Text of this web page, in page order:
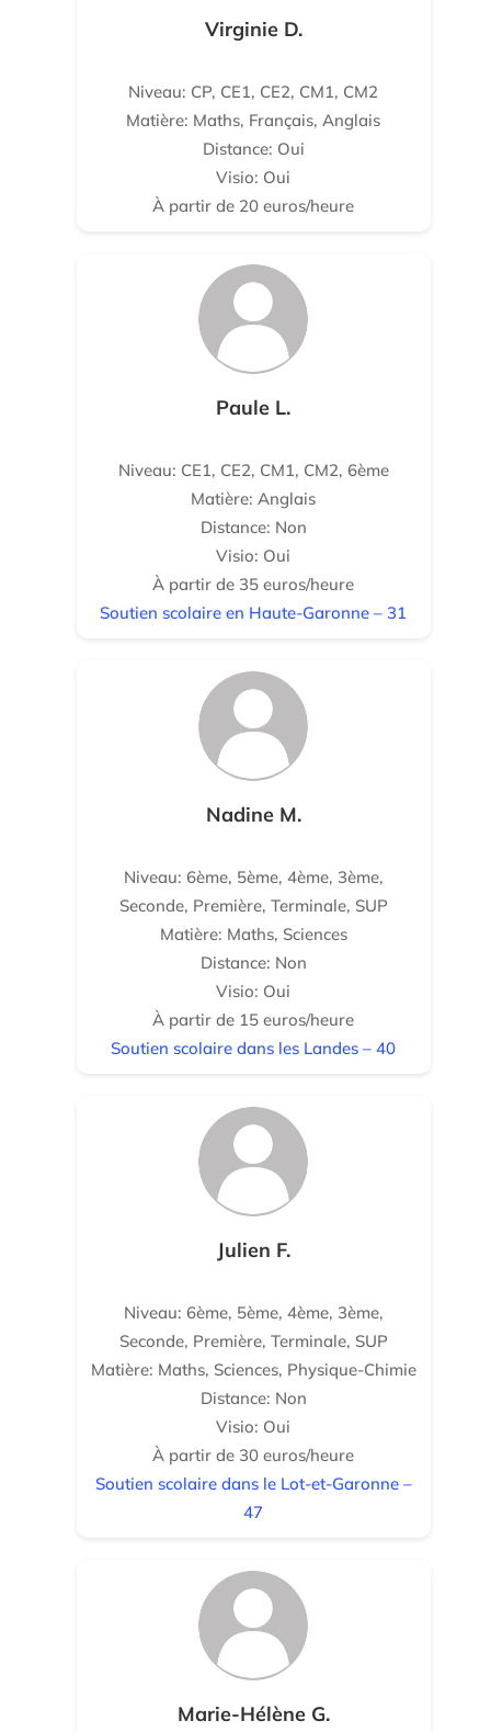
Virginie D.
Niveau: CP, CE1, CE2, CM1, CM2
Matière: Maths, Français, Anglais
Distance: Oui
Visio: Oui
À partir de 20 euros/heure
Paule L.
Niveau: CE1, CE2, CM1, CM2, 6ème
Matière: Anglais
Distance: Non
Visio: Oui
À partir de 35 euros/heure
Soutien scolaire en Haute-Garonne – 31
Nadine M.
Niveau: 6ème, 5ème, 4ème, 3ème,
Seconde, Première, Terminale, SUP
Matière: Maths, Sciences
Distance: Non
Visio: Oui
À partir de 15 euros/heure
Soutien scolaire dans les Landes – 40
Julien F.
Niveau: 6ème, 5ème, 4ème, 3ème,
Seconde, Première, Terminale, SUP
Matière: Maths, Sciences, Physique-Chimie
Distance: Non
Visio: Oui
À partir de 30 euros/heure
Soutien scolaire dans le Lot-et-Garonne –
47
Marie-Hélène G.